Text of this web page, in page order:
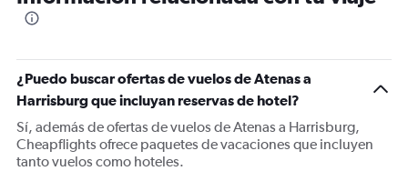
¿Puedo buscar ofertas de vuelos de Atenas a
Harrisburg que incluyan reservas de hotel?
Sí, además de ofertas de vuelos de Atenas a Harrisburg,
Cheapflights ofrece paquetes de vacaciones que incluyen
tanto vuelos como hoteles.